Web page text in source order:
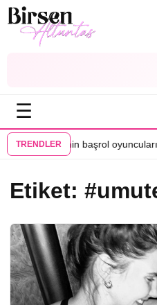
☰
TRENDLER
dizisinin başrol oyuncuları
Etiket: